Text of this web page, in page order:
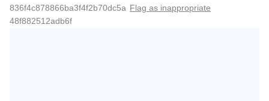
836f4c878866ba3f4f2b70dc5a
48f882512adb6f
Flag as inappropriate